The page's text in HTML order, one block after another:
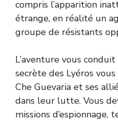
compris l’apparition
étrange, en réalité un
groupe de résistants
L’aventure vous
secrète des Lyéros
Che Guevaria et ses
dans leur lutte. Vous
missions d’espionnage,